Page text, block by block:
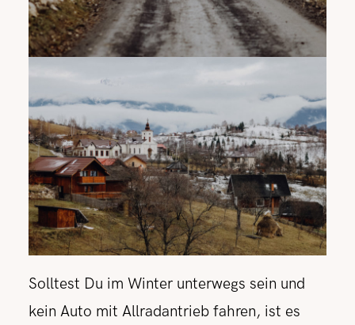
Solltest Du im Winter unterwegs sein und
kein Auto mit Allradantrieb fahren, ist es